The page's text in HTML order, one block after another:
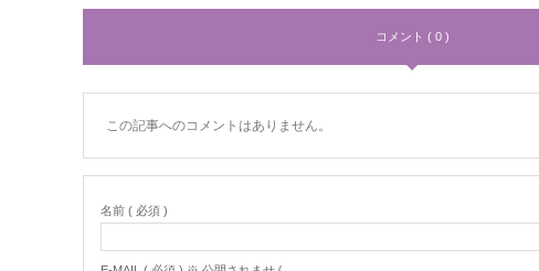
コメント ( 0 )
この記事へのコメントはありません。
名前 ( 必須 )